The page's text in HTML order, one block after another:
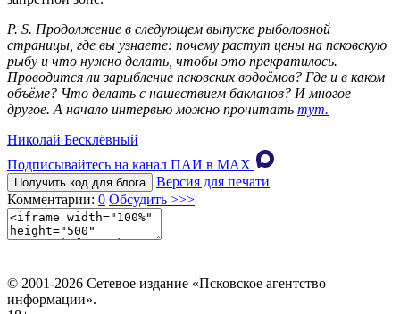
P. S. Продолжение в следующем выпуске рыболовной
страницы, где вы узнаете: почему растут цены на псковскую
рыбу и что нужно делать, чтобы это прекратилось.
Проводится ли зарыбление псковских водоёмов? Где и в каком
объёме? Что делать с нашествием бакланов? И многое
другое. А начало интервью можно прочитать тут.
Николай Бесклёвный
Подписывайтесь на канал ПАИ в MAХ
Получить код для блога
Версия для печати
Комментарии: 0 Обсудить >>>
© 2001-2026 Сетевое издание «Псковское агентство
информации».